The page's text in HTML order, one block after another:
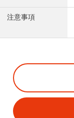
注意事項